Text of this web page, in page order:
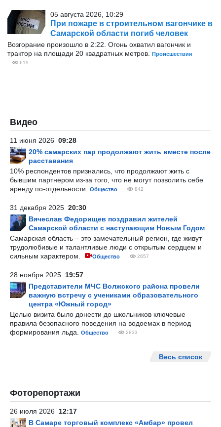
05 августа 2026, 10:29
При пожаре в строительном вагончике в
Самарской области погиб человек
Возгорание произошло в 2:22. Огонь охватил вагончик и
трактор на площади 20 квадратных метров.
Происшествия
619
Видео
11 июня 2026 09:28
20% самарских пар продолжают жить вместе после
расставания
10% респондентов признались, что продолжают жить с
бывшим партнером из-за того, что не могут позволить себе
аренду по-отдельности.
Общество 842
31 декабря 2025 20:30
Вячеслав Федорищев поздравил жителей
Самарской области с наступающим Новым Годом
Самарская область – это замечательный регион, где живут
трудолюбивые и талантливые люди с открытым сердцем и
сильным характером.
Общество 2657
28 ноября 2025 19:57
Представители МЧС Волжского района провели
важную встречу с учениками образовательного
центра «Южный город»
Целью визита было донести до школьников ключевые
правила безопасного поведения на водоемах в период
формирования льда.
Общество 2833
Весь список
Фоторепортажи
26 июля 2026 12:17
В Самаре торговый комплекс «Амбар» провел